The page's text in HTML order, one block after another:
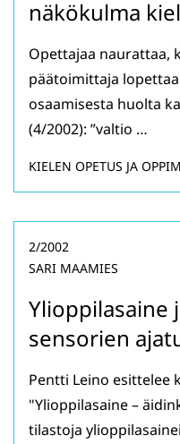
näkökulma
Opettajaa naurattaa,
päätoimittaja
osaamisesta huolta
(4/2002): ”valtio …
KIELEN OPETUS JA
Ylioppilasaine
sensorien
2/2002
SARI MAAMIES
Pentti Leino esittelee
"Ylioppilasaine –
tilastoja